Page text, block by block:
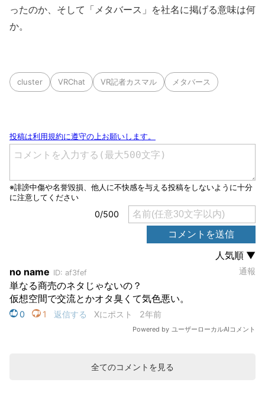
ったのか、そして「メタバース」を社名に掲げる意味は何
か。
cluster VRChat VR記者カスマル メタバース
全てのコメントを見る